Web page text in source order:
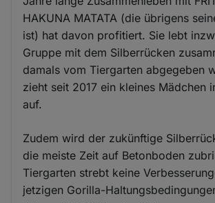
HAKUNA MATATA (die übrigens
ist) hat davon profitiert. Sie lebt
Gruppe mit dem Silberrücken
damals vom Tiergarten abgegeben
zieht seit 2017 ein kleines Mädchen
auf.
Zudem wird der zukünftige
die meiste Zeit auf Betonboden
Tiergarten strebt keine
jetzigen Gorilla-